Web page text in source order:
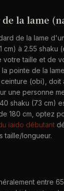
la lame
de la lame
cm) à 2.55 shaku
taille et de
pointe de la
(obi), doit
une personne
shaku (73 cm)
180 cm, optez
iaido débutant
taille/longueur.
entre